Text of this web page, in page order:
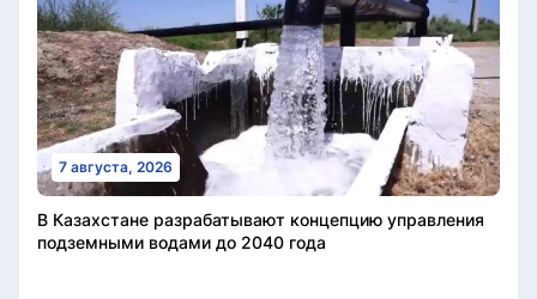
7 августа, 2026
В Казахстане разрабатывают концепцию управления
подземными водами до 2040 года